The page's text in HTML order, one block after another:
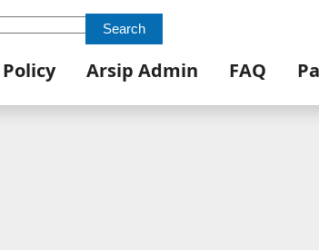
Search
Policy Arsip Admin FAQ